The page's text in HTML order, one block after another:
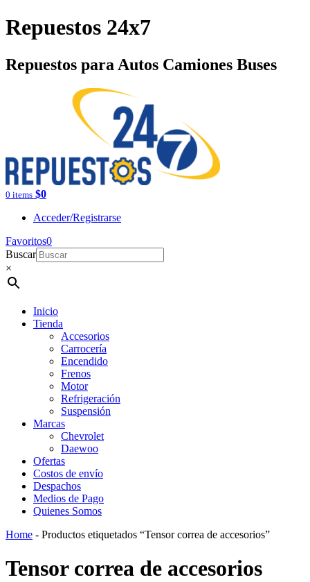
Repuestos 24x7
Repuestos para Autos Camiones Buses
0 items $0
Acceder/Registrarse
Favoritos0
Buscar
×
Inicio
Tienda
Accesorios
Carrocería
Encendido
Frenos
Motor
Refrigeración
Suspensión
Marcas
Chevrolet
Daewoo
Ofertas
Costos de envío
Despachos
Medios de Pago
Quienes Somos
Home - Productos etiquetados “Tensor correa de accesorios”
Tensor correa de accesorios